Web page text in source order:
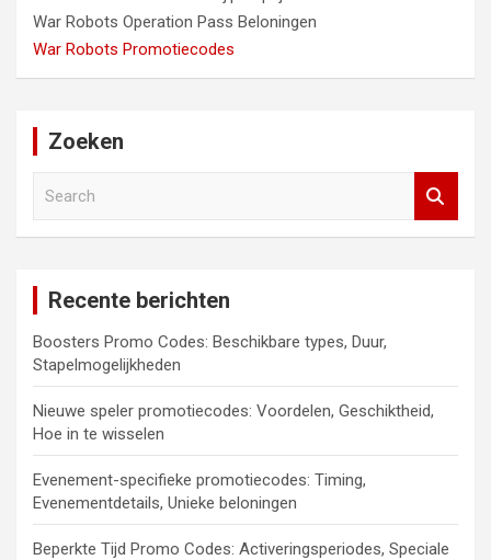
War Robots Operation Pass Beloningen
War Robots Promotiecodes
Zoeken
Recente berichten
Boosters Promo Codes: Beschikbare types, Duur,
Stapelmogelijkheden
Nieuwe speler promotiecodes: Voordelen, Geschiktheid,
Hoe in te wisselen
Evenement-specifieke promotiecodes: Timing,
Evenementdetails, Unieke beloningen
Beperkte Tijd Promo Codes: Activeringsperiodes, Speciale